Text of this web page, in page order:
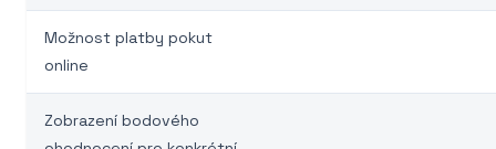
Možnost platby pokut
online
Zobrazení bodového